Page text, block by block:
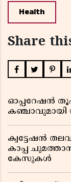
Health
Share
ഓപ്പറേഷൻ
കഞ്ചാവുമായി
ക്വട്ടേഷൻ
കാപ്പ
കേസുകൾ